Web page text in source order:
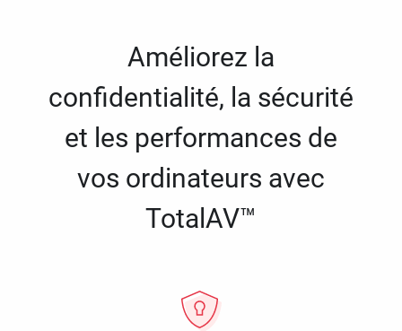
Améliorez la
confidentialité, la sécurité
et les performances de
vos ordinateurs avec
TotalAV™